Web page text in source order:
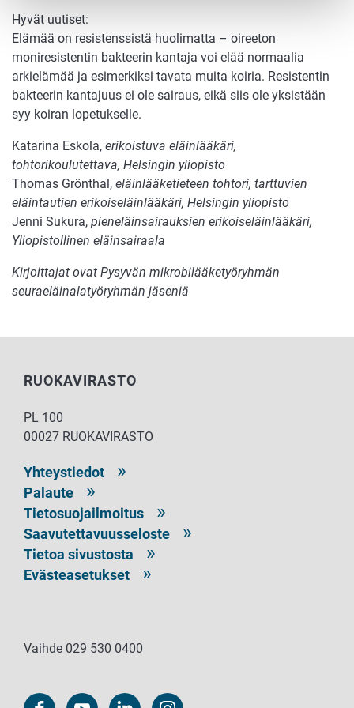
Hyvät uutiset:
Elämää on resistenssistä huolimatta – oireeton
moniresistentin bakteerin kantaja voi elää normaalia
arkielämää ja esimerkiksi tavata muita koiria. Resistentin
bakteerin kantajuus ei ole sairaus, eikä siis ole yksistään
syy koiran lopetukselle.
Katarina Eskola, erikoistuva eläinlääkäri,
tohtorikoulutettava, Helsingin yliopisto
Thomas Grönthal, eläinlääketieteen tohtori, tarttuvien
eläintautien erikoiseläinlääkäri, Helsingin yliopisto
Jenni Sukura, pieneläinsairauksien erikoiseläinlääkäri,
Yliopistollinen eläinsairaala
Kirjoittajat ovat Pysyvän mikrobilääketyöryhmän
seuraeläinalatyöryhmän jäseniä
RUOKAVIRASTO
PL 100
00027 RUOKAVIRASTO
Yhteystiedot
Palaute
Tietosuojailmoitus
Saavutettavuusseloste
Tietoa sivustosta
Evästeasetukset
Vaihde 029 530 0400